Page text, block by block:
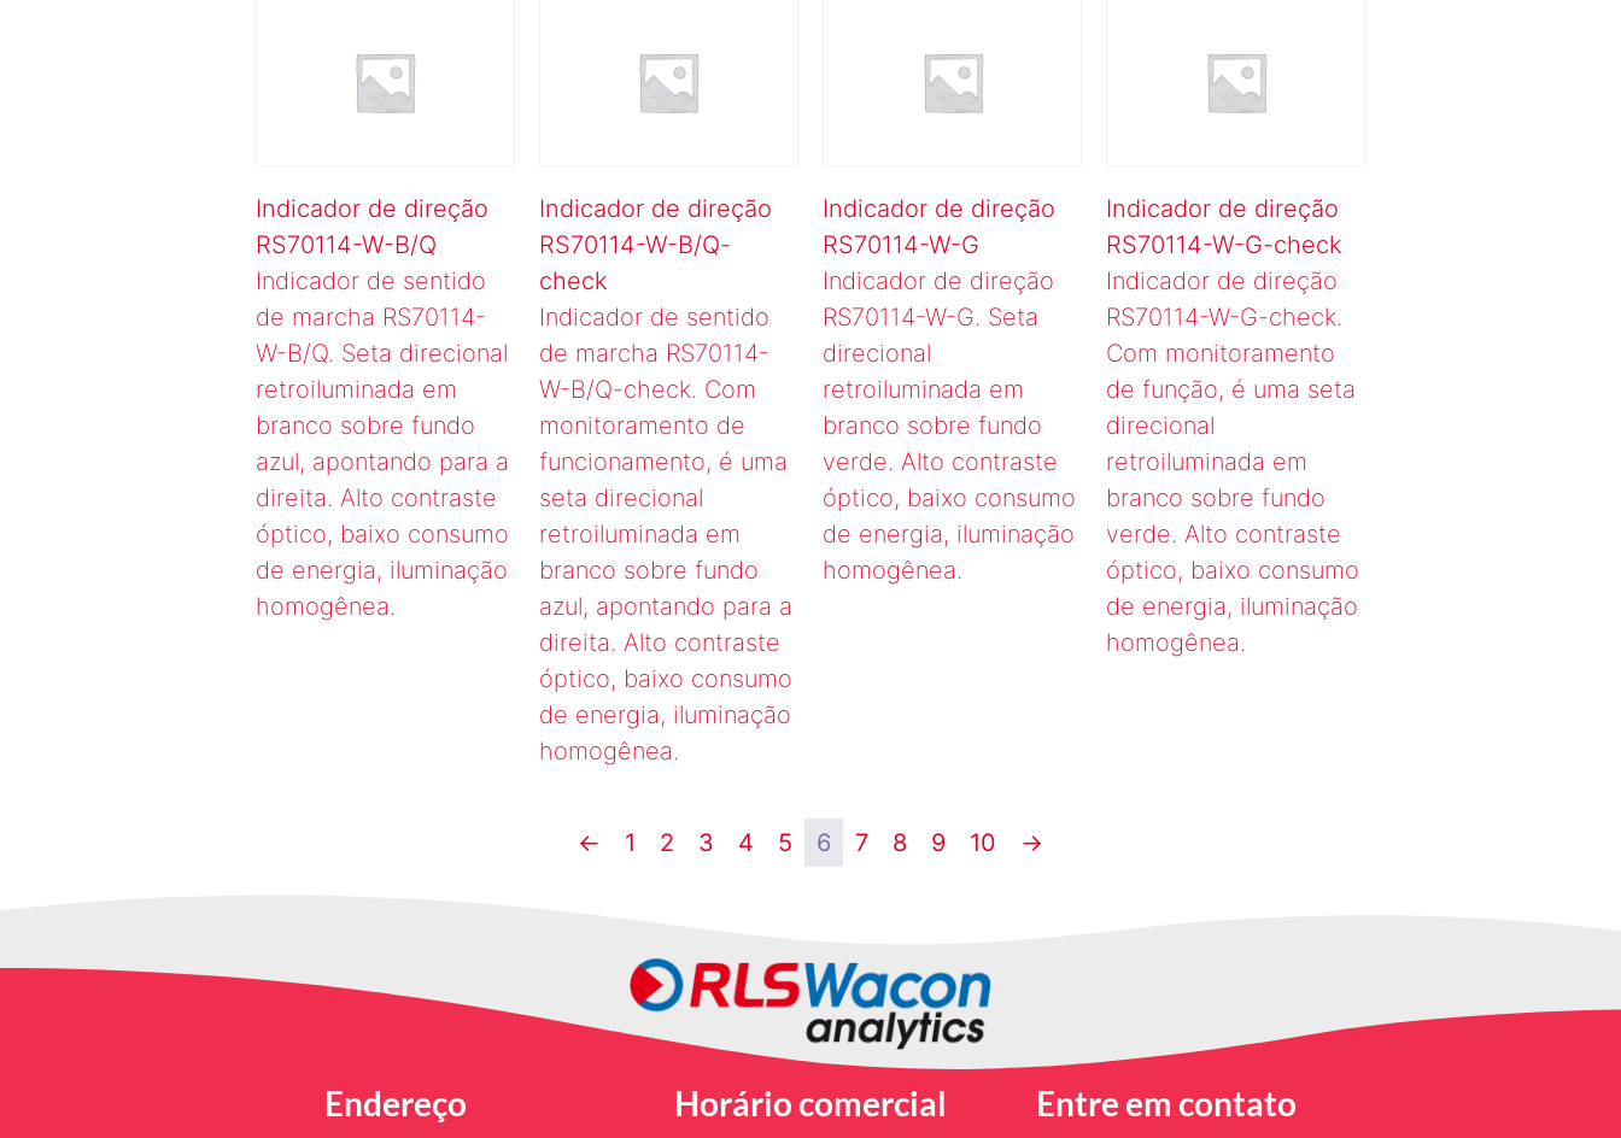
Indicador de direção
RS70114-W-B/Q
Indicador de sentido
de marcha RS70114-
W-B/Q. Seta direcional
retroiluminada em
branco sobre fundo
azul, apontando para a
direita. Alto contraste
óptico, baixo consumo
de energia, iluminação
homogênea.
Indicador de direção
RS70114-W-B/Q-
check
Indicador de sentido
de marcha RS70114-
W-B/Q-check. Com
monitoramento de
funcionamento, é uma
seta direcional
retroiluminada em
branco sobre fundo
azul, apontando para a
direita. Alto contraste
óptico, baixo consumo
de energia, iluminação
homogênea.
Indicador de direção
RS70114-W-G
Indicador de direção
RS70114-W-G. Seta
direcional
retroiluminada em
branco sobre fundo
verde. Alto contraste
óptico, baixo consumo
de energia, iluminação
homogênea.
Indicador de direção
RS70114-W-G-check
Indicador de direção
RS70114-W-G-check.
Com monitoramento
de função, é uma seta
direcional
retroiluminada em
branco sobre fundo
verde. Alto contraste
óptico, baixo consumo
de energia, iluminação
homogênea.
← 1 2 3 4 5 6 7 8 9 10 →
Endereço Horário comercial
Entre em contato